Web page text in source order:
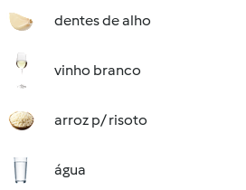
dentes de alho
vinho branco
arroz p/ risoto
água